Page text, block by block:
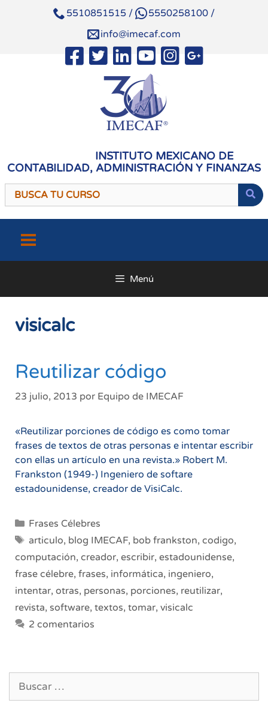
5510851515 / 5550258100 /
info@imecaf.com
INSTITUTO MEXICANO DE
CONTABILIDAD, ADMINISTRACIÓN Y FINANZAS
contenido
Menú
visicalc
Reutilizar código
23 julio, 2013 por Equipo de IMECAF
«Reutilizar porciones de código es como tomar
frases de textos de otras personas e intentar escribir
con ellas un artículo en una revista.» Robert M.
Frankston (1949-) Ingeniero de softare
estadounidense, creador de VisiCalc.
Categorías
Frases Célebres
Etiquetas
articulo, blog IMECAF, bob frankston, codigo,
computación, creador, escribir, estadounidense,
frase célebre, frases, informática, ingeniero,
intentar, otras, personas, porciones, reutilizar,
revista, software, textos, tomar, visicalc
2 comentarios